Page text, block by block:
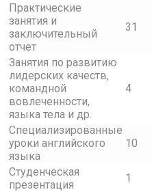
Практические
занятия и
заключительный
отчет
31
Занятия по развитию
лидерских качеств,
командной
вовлеченности,
языка тела и др.
4
Специализированные
уроки английского
языка
10
Студенческая
презентация
1